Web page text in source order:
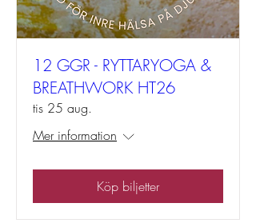
12 GGR - RYTTARYOGA &
BREATHWORK HT26
tis 25 aug.
Mer information
Köp biljetter